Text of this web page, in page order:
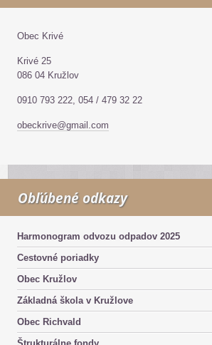
Obec Krivé
Krivé 25
086 04 Kružlov
0910 793 222, 054 / 479 32 22
obeckrive@gmail.com
Obľúbené odkazy
Harmonogram odvozu odpadov 2025
Cestovné poriadky
Obec Kružlov
Základná škola v Kružlove
Obec Richvald